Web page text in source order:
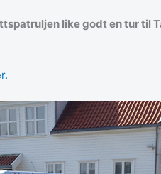
like godt en tur til